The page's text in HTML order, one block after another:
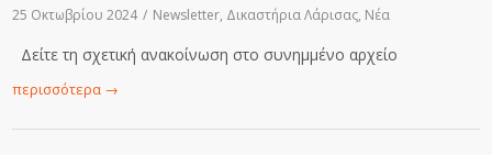
25 Οκτωβρίου 2024 / Newsletter, Δικαστήρια Λάρισας, Νέα
Δείτε τη σχετική ανακοίνωση στο συνημμένο αρχείο
περισσότερα →